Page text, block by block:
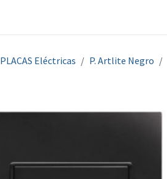
PLACAS Eléctricas P. Artlite Negro